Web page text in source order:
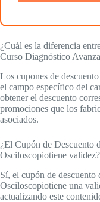
¿Cuál es la diferencia
Curso Diagnóstico
Los cupones de
el campo específico del
obtener el descuento
promociones que los
asociados.
¿El Cupón de Descuento
Osciloscopiotiene validez?
Sí, el cupón de
Osciloscopiotiene una
actualizando este